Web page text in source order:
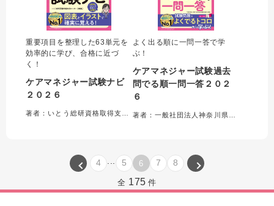
重要項目を整理した63単元を
効率的に学び、合格に近づ
く！
ケアマネジャー試験ナビ
２０２６
よく出る順に一問一答で学
ぶ！
ケアマネジャー試験過去
問でる順一問一答２０２
６
4 5 6 7 8
全 175 件